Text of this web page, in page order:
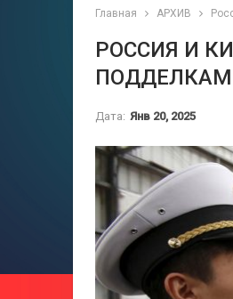
Главная АРХИВ
РОССИЯ И
Дата: Янв 20, 2025